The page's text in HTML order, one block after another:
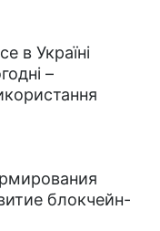
в Україні
–
блокчейн-